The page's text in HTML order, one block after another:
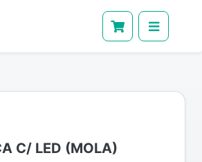
C/ LED (MOLA)